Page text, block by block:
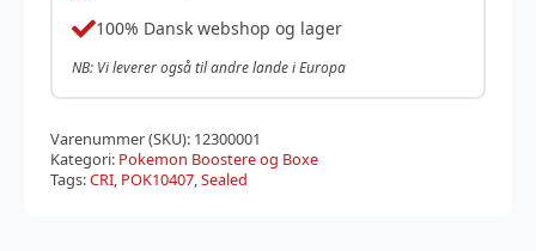
100% Dansk webshop og lager
NB: Vi leverer også til andre lande i Europa
Varenummer (SKU): 12300001
Kategori: Pokemon Boostere og Boxe
Tags:CRI, POK10407,Sealed